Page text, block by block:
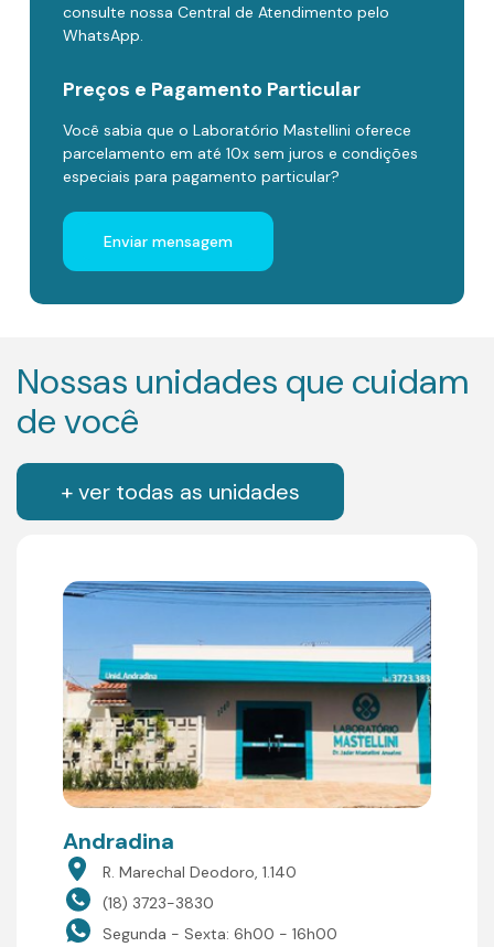
consulte nossa Central de Atendimento pelo
WhatsApp.
Preços e Pagamento Particular
Você sabia que o Laboratório Mastellini oferece
parcelamento em até 10x sem juros e condições
especiais para pagamento particular?
Enviar mensagem
Nossas unidades que cuidam
de você
+ ver todas as unidades
Andradina
R. Marechal Deodoro, 1.140
(18) 3723-3830
Segunda - Sexta: 6h00 - 16h00